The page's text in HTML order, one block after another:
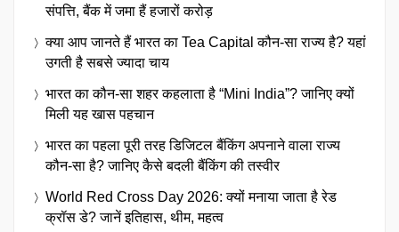
संपत्ति, बैंक में जमा हैं हजारों करोड़
क्या आप जानते हैं भारत का Tea Capital कौन-सा राज्य है? यहां
उगती है सबसे ज्यादा चाय
भारत का कौन-सा शहर कहलाता है “Mini India”? जानिए क्यों
मिली यह खास पहचान
भारत का पहला पूरी तरह डिजिटल बैंकिंग अपनाने वाला राज्य
कौन-सा है? जानिए कैसे बदली बैंकिंग की तस्वीर
World Red Cross Day 2026: क्यों मनाया जाता है रेड
क्रॉस डे? जानें इतिहास, थीम, महत्व